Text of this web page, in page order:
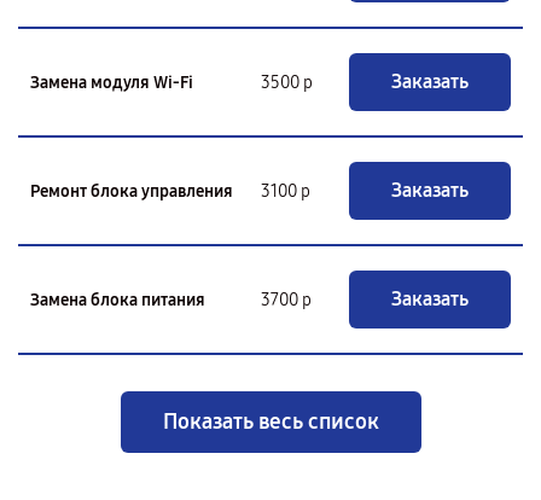
Замена модуля Wi-Fi 3500 р Заказать
Ремонт блока управления 3100 р Заказать
Замена блока питания 3700 р Заказать
Показать весь список